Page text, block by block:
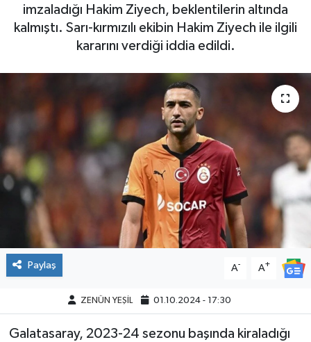
imzaladığı Hakim Ziyech, beklentilerin altında
kalmıştı. Sarı-kırmızılı ekibin Hakim Ziyech ile ilgili
kararını verdiği iddia edildi.
Paylaş A- A+
ZENÜN YEŞİL 01.10.2024 - 17:30
Galatasaray, 2023-24 sezonu başında kiraladığı
Haber Arşivi